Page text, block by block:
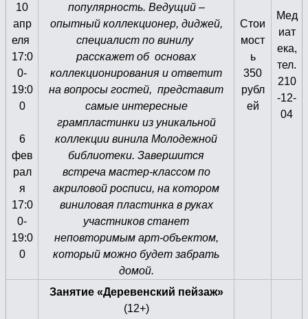
10
апр
еля
17:0
0-
19:0
0
6
фев
рал
я
17:0
0-
19:0
0
популярность. Ведущий –
опытный коллекционер, диджей,
специалист по винилу
расскажет об основах
коллекционирования и ответит
на вопросы гостей, представит
самые интересные
грампластинки из уникальной
коллекции винила Молодежной
библиотеки. Завершится
встреча мастер-классом по
акриловой росписи, на котором
виниловая пластинка в руках
участников станет
неповторимым арт-объектом,
который можно будет забрать
домой.
Стои
мост
ь
350
рубл
ей
Мед
иат
ека,
тел.
210
-12-
04
Занятие «Деревенский пейзаж»
(12+)